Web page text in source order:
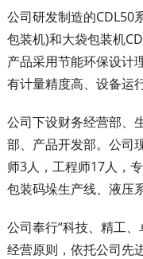
公司研发制造的CDL50
包装机)和大袋包装机
产品采用节能环保设计
有计量精度高、设备运
公司下设财务经营部、
部、产品开发部。公司
师3人，工程师17人，
包装码垛生产线、液压
公司奉行“科技、精工
经营原则，依托公司先